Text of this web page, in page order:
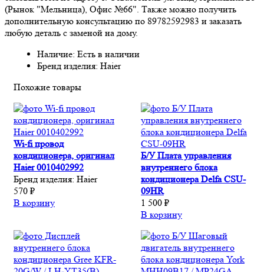
(Рынок "Мельница), Офис №66". Также можно получить
дополнительную консультацию по 89782592983 и заказать
любую деталь с заменой на дому.
Наличие: Есть в наличии
Бренд изделия: Haier
Похожие товары
Wi-fi провод
кондиционера, оригинал
Haier 0010402992
Бренд изделия: Haier
570 ₽
В корзину
Б/У Плата управления
внутреннего блока
кондиционера Delfa CSU-
09HR
1 500 ₽
В корзину